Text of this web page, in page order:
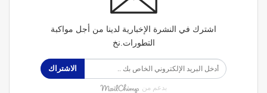
اشترك في النشرة الإخبارية لدينا من أجل مواكبة
التطورات.نخ
الاشتراك
بدعم من